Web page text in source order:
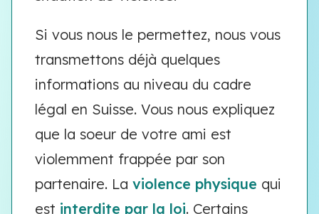
Si vous nous le permettez, nous vous
transmettons déjà quelques
informations au niveau du cadre
légal en Suisse. Vous nous expliquez
que la soeur de votre ami est
violemment frappée par son
partenaire. La violence physique qui
est interdite par la loi. Certains